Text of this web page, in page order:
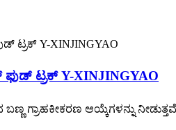
ಟ್ರಕ್ Y-XINJINGYAO
ಬಣ್ಣ ಗ್ರಾಹಕೀಕರಣ ಆಯ್ಕೆಗಳನ್ನು